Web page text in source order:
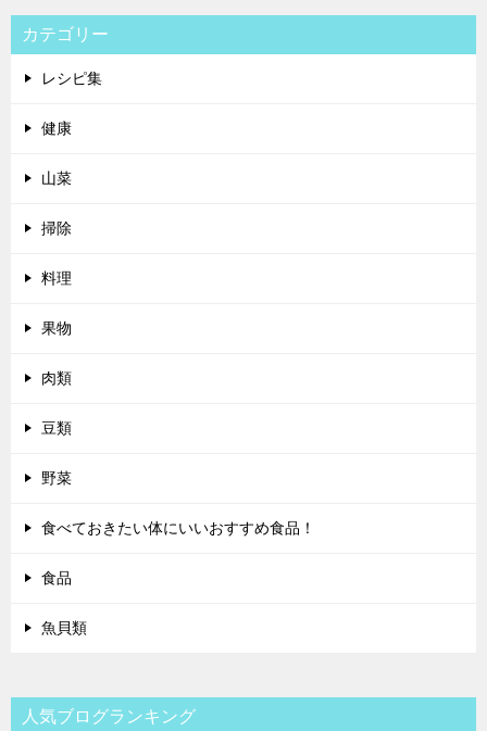
カテゴリー
レシピ集
健康
山菜
掃除
料理
果物
肉類
豆類
野菜
食べておきたい体にいいおすすめ食品！
食品
魚貝類
人気ブログランキング